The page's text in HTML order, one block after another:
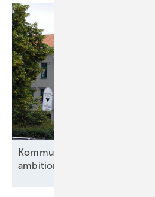
Kommunen und Verbände
ambitionierte